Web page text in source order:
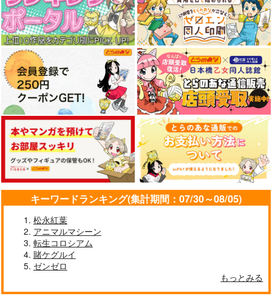
1,430円（税込）
オリジナル
サンプル
カート
662円（税込）
オリジナル
サンプル
カート
専売 4,400円（税込）
オリジナル
サンプル
カート
キーワードランキング(集計期間：07/30～08/05)
松永紅葉
アニマルマシーン
転生コロシアム
賭ケグルイ
ゼンゼロ
もっとみる